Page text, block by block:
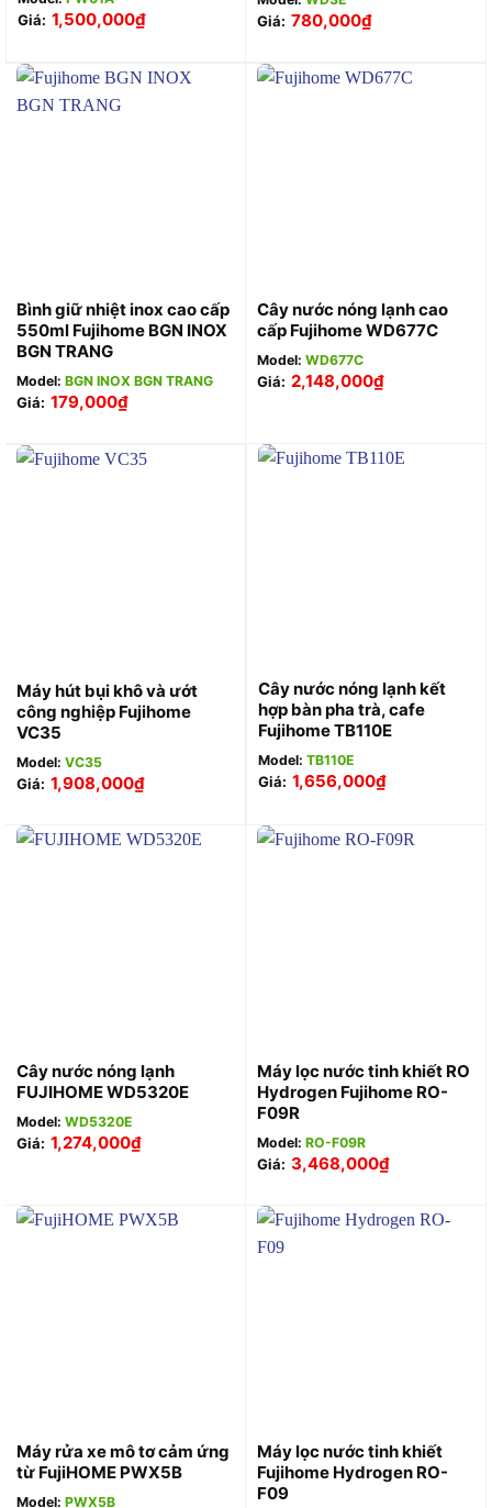
Giá: 1,500,000₫ Giá: 780,000₫
Bình giữ nhiệt inox cao cấp
550ml Fujihome BGN INOX
BGN TRANG
Model: BGN INOX BGN TRANG
Giá: 179,000₫
Cây nước nóng lạnh cao
cấp Fujihome WD677C
Model: WD677C
Giá: 2,148,000₫
Máy hút bụi khô và ướt
công nghiệp Fujihome
VC35
Model: VC35
Giá: 1,908,000₫
Cây nước nóng lạnh kết
hợp bàn pha trà, cafe
Fujihome TB110E
Model: TB110E
Giá: 1,656,000₫
Cây nước nóng lạnh
FUJIHOME WD5320E
Model: WD5320E
Giá: 1,274,000₫
Máy lọc nước tinh khiết RO
Hydrogen Fujihome RO-
F09R
Model: RO-F09R
Giá: 3,468,000₫
Máy rửa xe mô tơ cảm ứng
từ FujiHOME PWX5B
Model: PWX5B
Máy lọc nước tinh khiết
Fujihome Hydrogen RO-
F09